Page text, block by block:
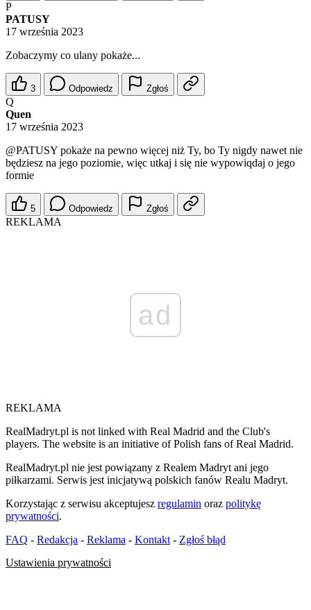
P
PATUSY
17 września 2023
Zobaczymy co ulany pokaże...
3 Odpowiedz Zgłoś
Q
Quen
17 września 2023
@PATUSY pokaże na pewno więcej niż Ty, bo Ty nigdy nawet nie
będziesz na jego poziomie, więc utkaj i się nie wypowiqdaj o jego
formie
5 Odpowiedz Zgłoś
REKLAMA
ad
REKLAMA
RealMadryt.pl is not linked with Real Madrid and the Club's
players. The website is an initiative of Polish fans of Real Madrid.
RealMadryt.pl nie jest powiązany z Realem Madryt ani jego
piłkarzami. Serwis jest inicjatywą polskich fanów Realu Madryt.
Korzystając z serwisu akceptujesz regulamin oraz politykę
prywatności.
FAQ - Redakcja - Reklama - Kontakt - Zgłoś błąd
Ustawienia prywatności